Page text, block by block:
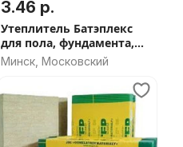
3.46 р.
Утеплитель Батэплекс
для пола, фундамента,
стен - СКИДКА ОТ ОБЬЕМА
Минск, Московский